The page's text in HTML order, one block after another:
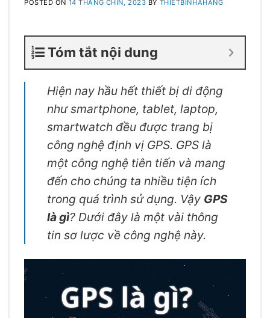
POSTED ON 14 THÁNG CHÍN, 2023 BY THIETBINHAHANG
Tóm tắt nội dung
Hiện nay hầu hết thiết bị di động
như smartphone, tablet, laptop,
smartwatch đều được trang bị
công nghệ định vị GPS. GPS là
một công nghệ tiên tiến và mang
đến cho chúng ta nhiều tiện ích
trong quá trình sử dụng. Vậy GPS
là gì? Dưới đây là một vài thông
tin sơ lược về công nghệ này.